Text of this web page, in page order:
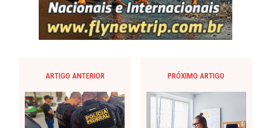
ARTIGO ANTERIOR PRÓXIMO ARTIGO